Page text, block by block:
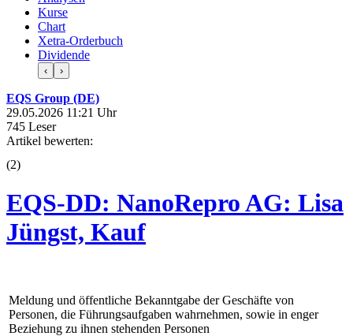
Kurse
Chart
Xetra-Orderbuch
Dividende
‹ ›
EQS Group (DE)
29.05.2026 11:21 Uhr
745 Leser
Artikel bewerten:
(2)
EQS-DD: NanoRepro AG: Lisa
Jüngst, Kauf
Meldung und öffentliche Bekanntgabe der Geschäfte von
Personen, die Führungsaufgaben wahrnehmen, sowie in enger
Beziehung zu ihnen stehenden Personen